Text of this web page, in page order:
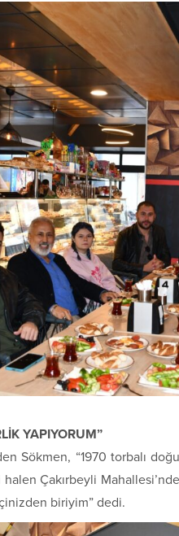
YAPIYORUM”
Sökmen, “1970 torbalı
Çakırbeyli
biriyim” dedi.